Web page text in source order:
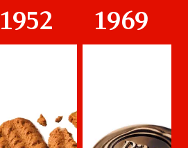
1952 1969